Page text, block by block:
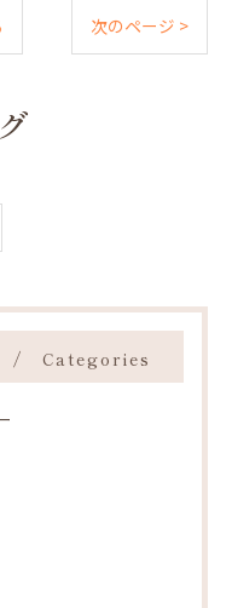
次のページ >
Categories